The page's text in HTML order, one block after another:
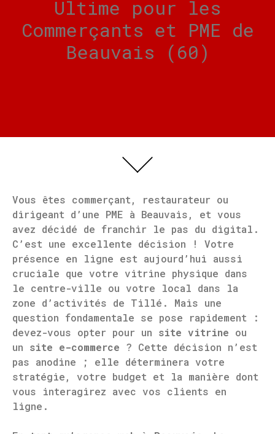
Ultime pour les
Commerçants et PME de
Beauvais (60)
Vous êtes commerçant, restaurateur ou
dirigeant d’une PME à Beauvais, et vous
avez décidé de franchir le pas du digital.
C’est une excellente décision ! Votre
présence en ligne est aujourd’hui aussi
cruciale que votre vitrine physique dans
le centre-ville ou votre local dans la
zone d’activités de Tillé. Mais une
question fondamentale se pose rapidement :
devez-vous opter pour un site vitrine ou
un site e-commerce ? Cette décision n’est
pas anodine ; elle déterminera votre
stratégie, votre budget et la manière dont
vous interagirez avec vos clients en
ligne.